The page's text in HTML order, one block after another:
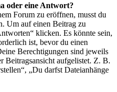
oder eine Antwort?
Forum zu eröffnen, musst du
Um auf einen Beitrag zu
klicken. Es könnte sein,
ist, bevor du einen
Berechtigungen sind jeweils
Beitragsansicht aufgelistet. Z. B.
„Du darfst Dateianhänge